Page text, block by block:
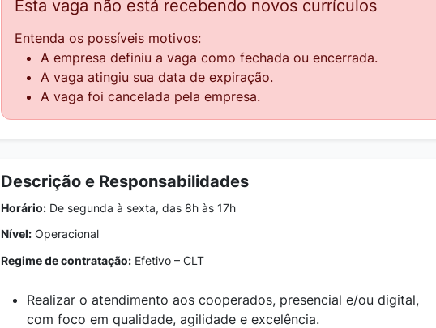
Esta vaga não está recebendo novos currículos
Entenda os possíveis motivos:
A empresa definiu a vaga como fechada ou encerrada.
A vaga atingiu sua data de expiração.
A vaga foi cancelada pela empresa.
Descrição e Responsabilidades
Horário: De segunda à sexta, das 8h às 17h
Nível: Operacional
Regime de contratação: Efetivo – CLT
Realizar o atendimento aos cooperados, presencial e/ou digital,
com foco em qualidade, agilidade e excelência.